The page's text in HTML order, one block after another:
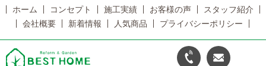
ホーム コンセプト 施工実績 お客様の声
スタッフ紹介
会社概要
新着情報 人気商品 プライバシーポリシー